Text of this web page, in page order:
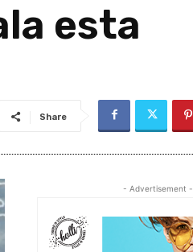
esta
Share
- Advertisement -